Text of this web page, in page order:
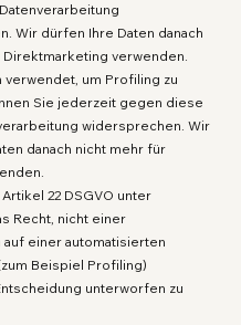
Wir dürfen Ihre Daten danach
verwenden.
verwendet, um Profiling zu
Sie jederzeit gegen diese
widersprechen. Wir
danach nicht mehr für
22 DSGVO unter
Recht, nicht einer
einer automatisierten
Beispiel Profiling)
unterworfen zu